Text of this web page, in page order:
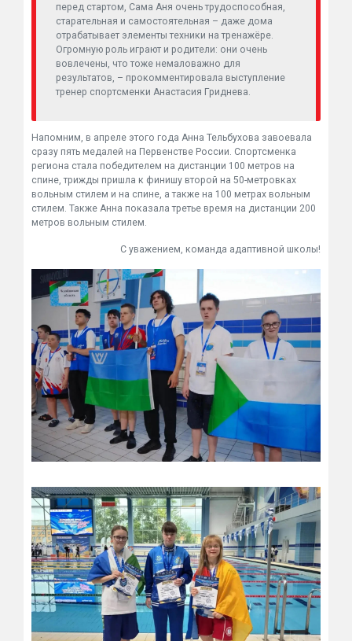
перед стартом, Сама Аня очень трудоспособная,
старательная и самостоятельная – даже дома
отрабатывает элементы техники на тренажёре.
Огромную роль играют и родители: они очень
вовлечены, что тоже немаловажно для
результатов, – прокомментировала выступление
тренер спортсменки Анастасия Гриднева.
Напомним, в апреле этого года Анна Тельбухова завоевала
сразу пять медалей на Первенстве России. Спортсменка
региона стала победителем на дистанции 100 метров на
спине, трижды пришла к финишу второй на 50-метровках
вольным стилем и на спине, а также на 100 метрах вольным
стилем. Также Анна показала третье время на дистанции 200
метров вольным стилем.
С уважением, команда адаптивной школы!